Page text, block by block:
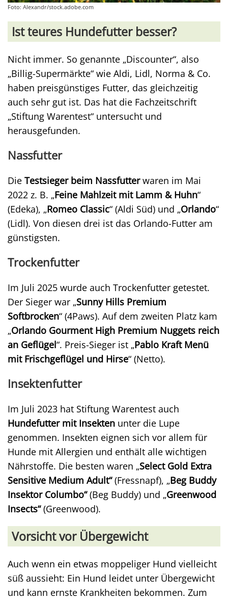
Foto: Alexandr/stock.adobe.com
Ist teures Hundefutter besser?
Nicht immer. So genannte „Discounter“, also
„Billig-Supermärkte“ wie Aldi, Lidl, Norma & Co.
haben preisgünstiges Futter, das gleichzeitig
auch sehr gut ist. Das hat die Fachzeitschrift
„Stiftung Warentest“ untersucht und
herausgefunden.
Nassfutter
Die Testsieger beim Nassfutterwaren im Mai
2022 z. B. „Feine Mahlzeit mit Lamm & Huhn“
(Edeka), „Romeo Classic“ (Aldi Süd) und „Orlando“
(Lidl). Von diesen drei ist das Orlando-Futter am
günstigsten.
Trockenfutter
Im Juli 2025 wurde auch Trockenfutter getestet.
Der Sieger war „Sunny Hills Premium
Softbrocken“ (4Paws). Auf dem zweiten Platz kam
„Orlando Gourment High Premium Nuggets reich
an Geflügel“. Preis-Sieger ist „Pablo Kraft Menü
mit Frischgeflügel und Hirse“ (Netto).
Insektenfutter
Im Juli 2023 hat Stiftung Warentest auch
Hundefutter mit Insekten unter die Lupe
genommen. Insekten eignen sich vor allem für
Hunde mit Allergien und enthält alle wichtigen
Nährstoffe. Die besten waren „Select Gold Extra
Sensitive Medium Adult“(Fressnapf), „Beg Buddy
Insektor Columbo“(Beg Buddy) und „Greenwood
Insects“(Greenwood).
Vorsicht vor Übergewicht
Auch wenn ein etwas moppeliger Hund vielleicht
süß aussieht: Ein Hund leidet unter Übergewicht
und kann ernste Krankheiten bekommen. Zum